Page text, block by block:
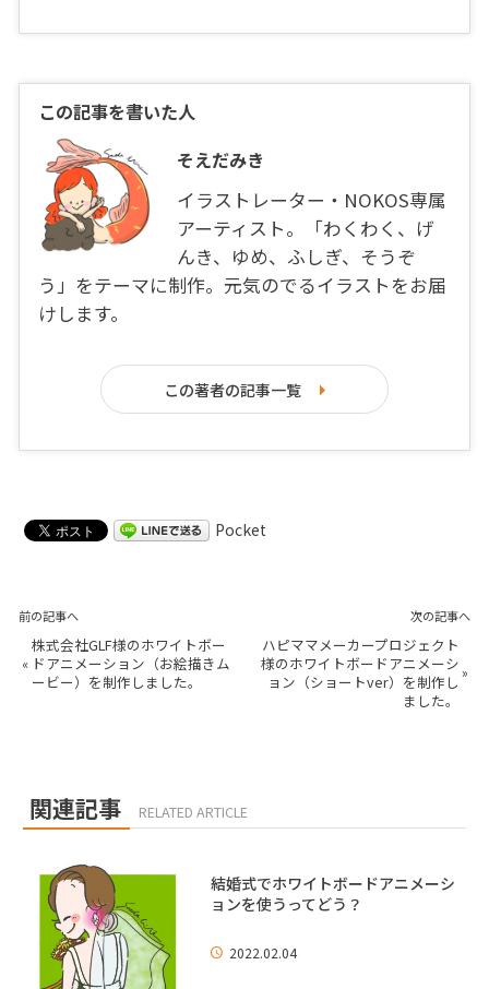
この記事を書いた人
そえだみき
イラストレーター・NOKOS専属
アーティスト。「わくわく、げ
んき、ゆめ、ふしぎ、そうぞ
う」をテーマに制作。元気のでるイラストをお届
けします。
この著者の記事一覧
Pocket
前の記事へ
«
株式会社GLF様のホワイトボー
ドアニメーション（お絵描きム
ービー）を制作しました。
次の記事へ
ハピママメーカープロジェクト
様のホワイトボードアニメーシ
ョン（ショートver）を制作し
ました。
»
関連記事 RELATED ARTICLE
結婚式でホワイトボードアニメーシ
ョンを使うってどう？
2022.02.04